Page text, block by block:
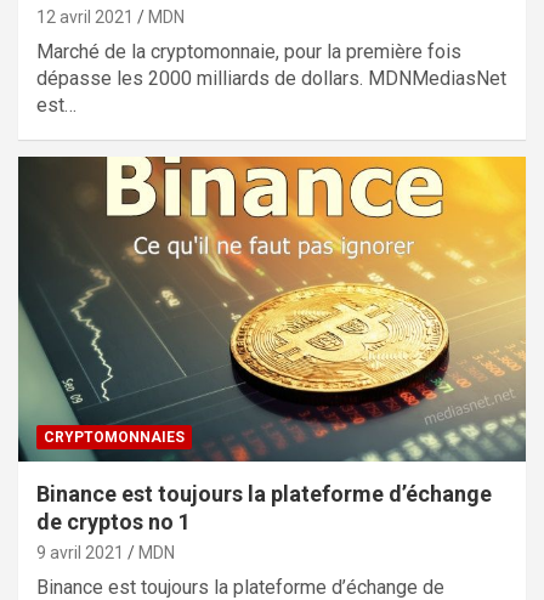
12 avril 2021 MDN
Marché de la cryptomonnaie, pour la première fois
dépasse les 2000 milliards de dollars. MDNMediasNet
est…
CRYPTOMONNAIES
Binance est toujours la plateforme d’échange
de cryptos no 1
9 avril 2021 MDN
Binance est toujours la plateforme d’échange de